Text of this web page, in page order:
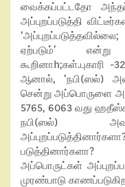
வைக்கப்பட்டதோ அந்தப்
அப்புறப்படுத்தி
ஏற்படும்’
கூறினாh;கள்.புகாரி -
ஆனால், ‘நபி(ஸல்)
சென்று அப்பொருளை
5765, 6063 வது
நபி(ஸல்)
படுத்தினார்களா?
அப்பொருட்கள்
முரண்பாடு